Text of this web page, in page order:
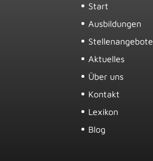
Start
Ausbildungen
Stellenangebote
Aktuelles
Über uns
Kontakt
Lexikon
Blog